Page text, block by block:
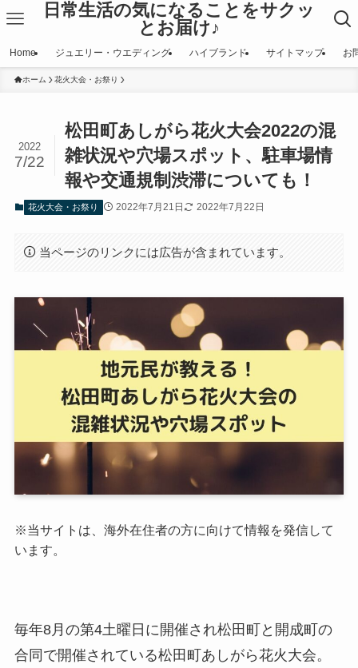
日常生活の気になることをサクッ
とお届け♪
Home ジュエリー・ウエディング ハイブランド サイトマップ お
ホーム 花火大会・お祭り
松田町あしがら花火大会2022の混
雑状況や穴場スポット、駐車場情
報や交通規制渋滞についても！
2022
7/22
花火大会・お祭り 2022年7月21日 2022年7月22日
当ページのリンクには広告が含まれています。
※当サイトは、海外在住者の方に向けて情報を発信して
います。
毎年8月の第4土曜日に開催され松田町と開成町の
合同で開催されている松田町あしがら花火大会。